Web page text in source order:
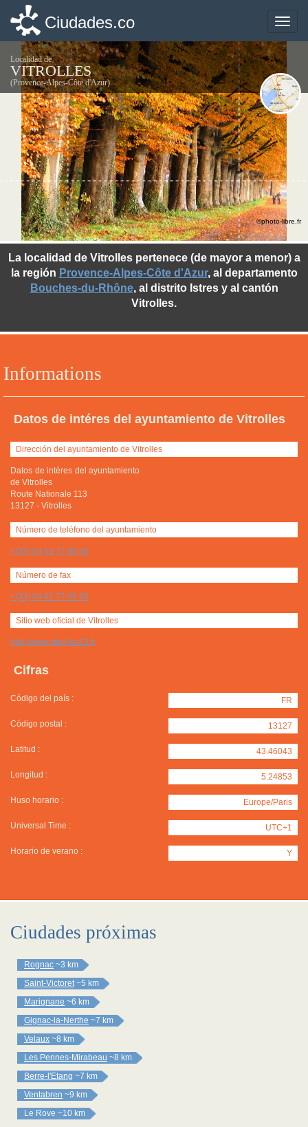
Toggle
Ciudades.co
Localidad de
VITROLLES
(Provence-Alpes-Côte d'Azur)
Informations
Datos de intéres del ayuntamiento de Vitrolles
Dirección del ayuntamiento de Vitrolles
Datos de intéres del ayuntamiento
de Vitrolles
Route Nationale 113
13127 - Vitrolles
Número de teléfono del ayuntamiento
+(33) 04 42 77 90 00
Número de fax
+(33) 04 42 77 90 50
Sitio web oficial de Vitrolles
http://www.vitrolles13.fr
Cifras
Código del país : FR
Código postal : 13127
Latitud : 43.46043
Longitud : 5.24853
Huso horario : Europe/Paris
Universal Time : UTC+1
Horario de verano : Y
La localidad de Vitrolles pertenece (de mayor a menor) a
la región Provence-Alpes-Côte d'Azur, al departamento
Bouches-du-Rhône, al distrito Istres y al cantón
Vitrolles.
©photo-libre.fr
Ciudades próximas
Rognac ~3 km
Saint-Victoret ~5 km
Marignane ~6 km
Gignac-la-Nerthe ~7 km
Velaux ~8 km
Les Pennes-Mirabeau ~8 km
Berre-l'Etang ~7 km
Ventabren ~9 km
Le Rove ~10 km
Toggle
Ciudades.co